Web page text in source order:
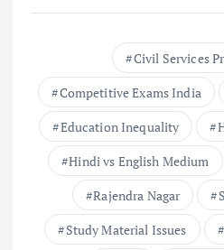
Civil Services
Competitive Exams India
Education Inequality
Hindi vs English Medium
Rajendra Nagar
Study Material Issues